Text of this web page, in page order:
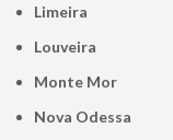
Limeira
Louveira
Monte Mor
Nova Odessa